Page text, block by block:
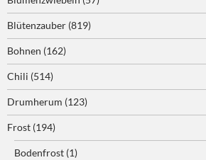
Blütenzauber (819)
Bohnen (162)
Chili (514)
Drumherum (123)
Frost (194)
Bodenfrost (1)